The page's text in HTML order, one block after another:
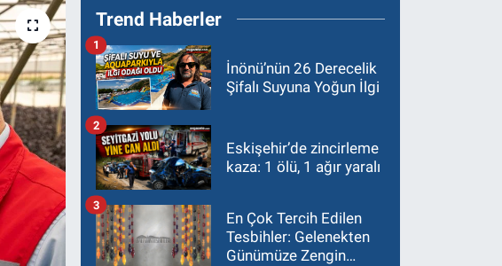
Trend Haberler
İnönü’nün 26 Derecelik
Şifalı Suyuna Yoğun İlgi
1
Eskişehir’de zincirleme
kaza: 1 ölü, 1 ağır yaralı
2
En Çok Tercih Edilen
Tesbihler: Gelenekten
Günümüze Zengin
3